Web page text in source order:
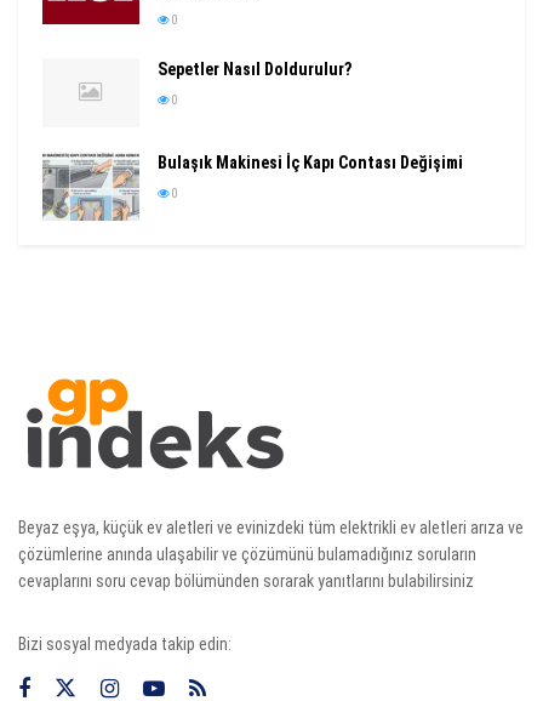
0
Sepetler Nasıl Doldurulur?
0
Bulaşık Makinesi İç Kapı Contası Değişimi
0
Beyaz eşya, küçük ev aletleri ve evinizdeki tüm elektrikli ev aletleri arıza ve
çözümlerine anında ulaşabilir ve çözümünü bulamadığınız soruların
cevaplarını soru cevap bölümünden sorarak yanıtlarını bulabilirsiniz
Bizi sosyal medyada takip edin: